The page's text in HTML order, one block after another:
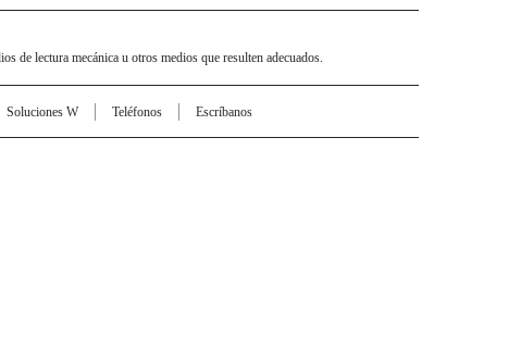
de lectura mecánica u otros medios que resulten adecuados.
Soluciones W Teléfonos Escríbanos